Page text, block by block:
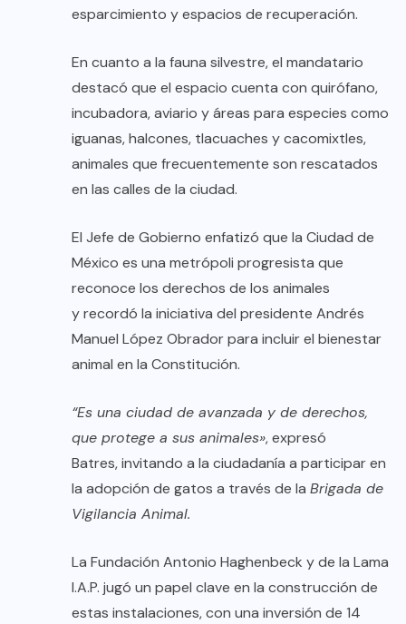
esparcimiento y espacios de recuperación.
En cuanto a la fauna silvestre, el mandatario
destacó que el espacio cuenta con quirófano,
incubadora, aviario y áreas para especies como
iguanas, halcones, tlacuaches y cacomixtles,
animales que frecuentemente son rescatados
en las calles de la ciudad.
El Jefe de Gobierno enfatizó que la Ciudad de
México es una metrópoli progresista que
reconoce los derechos de los animales
y recordó la iniciativa del presidente Andrés
Manuel López Obrador para incluir el bienestar
animal en la Constitución.
“Es una ciudad de avanzada y de derechos,
que protege a sus animales», expresó
Batres, invitando a la ciudadanía a participar en
la adopción de gatos a través de la Brigada de
Vigilancia Animal.
La Fundación Antonio Haghenbeck y de la Lama
I.A.P. jugó un papel clave en la construcción de
estas instalaciones, con una inversión de 14